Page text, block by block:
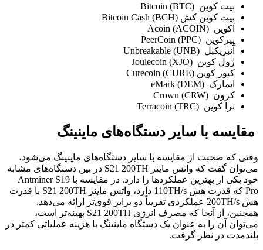
بیت کوین (BTC) Bitcoin
بیت کوین کش (BCH) Bitcoin Cash
آکوین (ACOIN) Acoin
پیرکوین (PPC) PeerCoin
آنبریکبل (UNB) Unbreakable
ژول کوین (XJO) Joulecoin
کیور کوین (CURE) Curecoin
ایمارک (DEM) eMark
کرون (CRW) Crown
ترا کوین (TRC) Terracoin
مقایسه با سایر دستگاه‌های ماینینگ
وقتی که صحبت از مقایسه با سایر دستگاه‌های ماینینگ می‌شود،
می‌توان گفت که واتس ماینر S21 200TH در بین دستگاه‌های مشابه
خود یکی از بهترین عملکردها را دارد. در مقایسه با Antminer S19
Pro که قدرت هش 110TH/s دارد، واتس ماینر S21 200TH با قدرت
هش 200TH/s عملکردی تقریباً دو برابر قوی‌تر ارائه می‌دهد.
همچنین، از آنجا که مصرف انرژی S21 200TH بهینه‌تر است،
می‌توان آن را به عنوان یک دستگاه ماینینگ با هزینه عملیاتی کمتر در
بلندمدت در نظر گرفت.